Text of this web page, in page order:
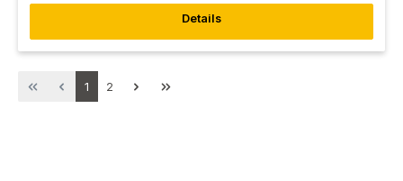
Details
Seite
1 Seite
2